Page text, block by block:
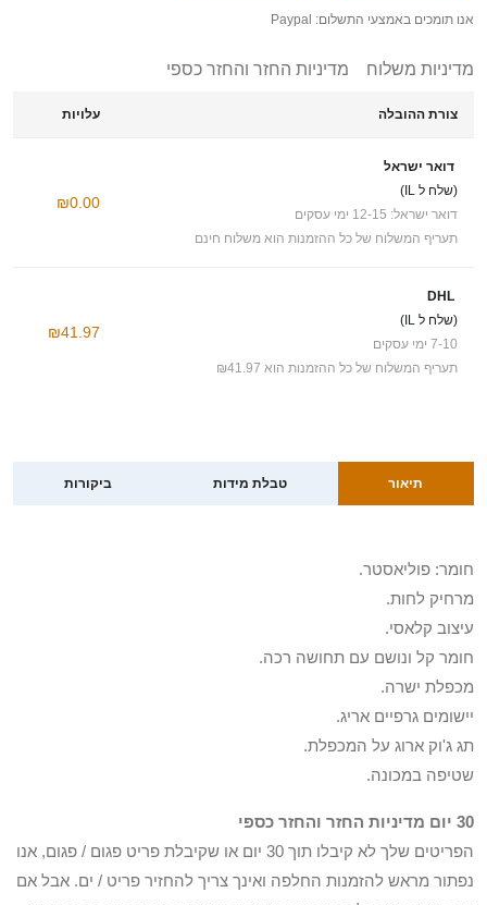
אנו תומכים באמצעי התשלום: Paypal
מדיניות משלוח מדיניות החזר והחזר כספי
צורת ההובלה עלויות
דואר ישראל
(שלח ל IL)
דואר ישראל: 12-15 ימי עסקים
תעריף המשלוח של כל ההזמנות הוא משלוח חינם
₪0.00
DHL
(שלח ל IL)
7-10 ימי עסקים
תעריף המשלוח של כל ההזמנות הוא ₪41.97
₪41.97
תיאור טבלת מידות ביקורות
חומר: פוליאסטר.
מרחיק לחות.
עיצוב קלאסי.
חומר קל ונושם עם תחושה רכה.
מכפלת ישרה.
יישומים גרפיים אריג.
תג ג'וק ארוג על המכפלת.
שטיפה במכונה.
30 יום מדיניות החזר והחזר כספי
הפריטים שלך לא קיבלו תוך 30 יום או שקיבלת פריט פגום / פגום, אנו
נפתור מראש להזמנות החלפה ואינך צריך להחזיר פריט / ים. אבל אם